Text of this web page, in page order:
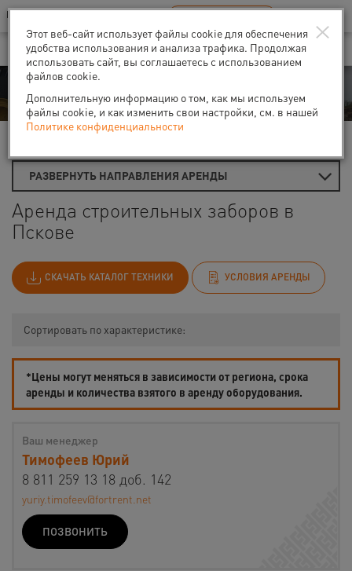
Ваш город:Псков
В Вашем регионе нет наших офисов RU EN
Аренда
РАЗВЕРНУТЬ НАПРАВЛЕНИЯ АРЕНДЫ
Аренда строительных заборов в
Пскове
СКАЧАТЬ КАТАЛОГ ТЕХНИКИ УСЛОВИЯ АРЕНДЫ
Сортировать по характеристике:
*Цены могут меняться в зависимости от региона, срока
аренды и количества взятого в аренду оборудования.
Ваш менеджер
Тимофеев Юрий
8 811 259 13 18 доб. 142
yuriy.timofeev@fortrent.net
ПОЗВОНИТЬ
×
Этот веб-сайт использует файлы cookie для обеспечения
удобства использования и анализа трафика. Продолжая
использовать сайт, вы соглашаетесь с использованием
файлов cookie.
Дополнительную информацию о том, как мы используем
файлы cookie, и как изменить свои настройки, см. в нашей
Политике конфиденциальности